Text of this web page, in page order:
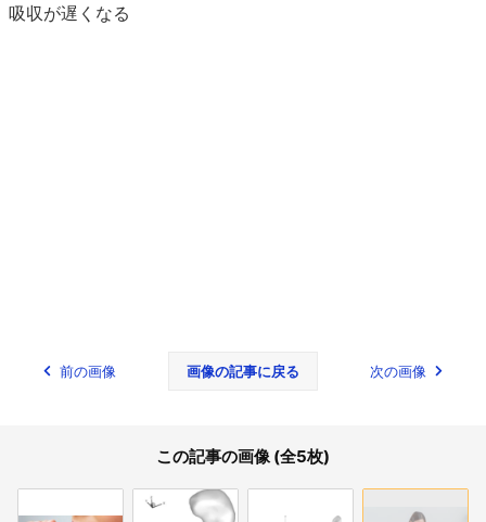
吸収が遅くなる
前の画像 画像の記事に戻る 次の画像
この記事の画像 (全5枚)